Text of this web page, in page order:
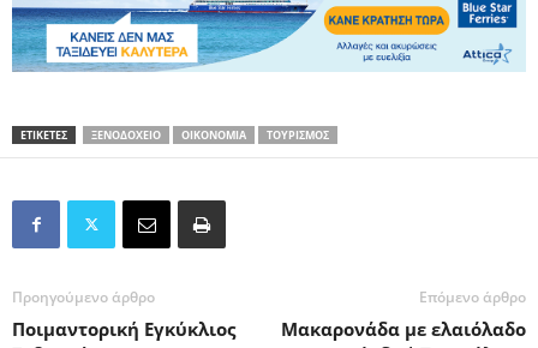
ΕΤΙΚΕΤΕΣ ΞΕΝΟΔΟΧΕΙΟ ΟΙΚΟΝΟΜΙΑ ΤΟΥΡΙΣΜΟΣ
Προηγούμενο άρθρο
Ποιμαντορική Εγκύκλιος
Επόμενο άρθρο
Μακαρονάδα με ελαιόλαδο